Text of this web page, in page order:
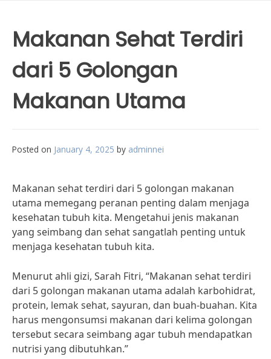
Makanan Sehat Terdiri
dari 5 Golongan
Makanan Utama
Posted on January 4, 2025 by adminnei
Makanan sehat terdiri dari 5 golongan makanan
utama memegang peranan penting dalam menjaga
kesehatan tubuh kita. Mengetahui jenis makanan
yang seimbang dan sehat sangatlah penting untuk
menjaga kesehatan tubuh kita.
Menurut ahli gizi, Sarah Fitri, “Makanan sehat terdiri
dari 5 golongan makanan utama adalah karbohidrat,
protein, lemak sehat, sayuran, dan buah-buahan. Kita
harus mengonsumsi makanan dari kelima golongan
tersebut secara seimbang agar tubuh mendapatkan
nutrisi yang dibutuhkan.”